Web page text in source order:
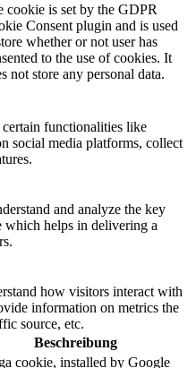
cookie is set by the GDPR
Consent plugin and is used
whether or not user has
to the use of cookies. It
not store any personal data.
functionalities like
social media platforms, collect
and analyze the key
which helps in delivering a
how visitors interact with
information on metrics the
source, etc.
Beschreibung
cookie, installed by Google